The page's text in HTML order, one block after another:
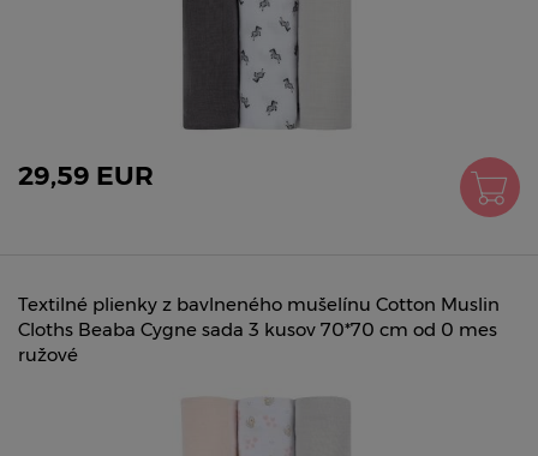
29,59 EUR
Textilné plienky z bavlneného mušelínu Cotton Muslin
Cloths Beaba Cygne sada 3 kusov 70*70 cm od 0 mes
ružové